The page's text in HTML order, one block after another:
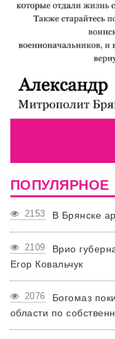
ПОПУЛЯРНОЕ
2153 В Брянске
2109
Врио
Егор Ковальчук
2076
Богомаз
области по